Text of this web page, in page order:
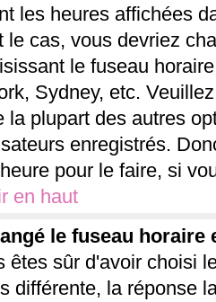
les heures affichées
le cas, vous devriez
le fuseau
Sydney, etc.
la plupart des autres
enregistrés.
pour le faire, si
en haut
le fuseau
êtes sûr d'avoir choisi
différente, la réponse